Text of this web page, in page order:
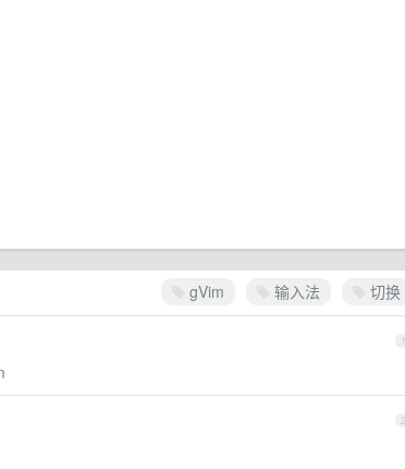
gVim 输入法 切换
1
2